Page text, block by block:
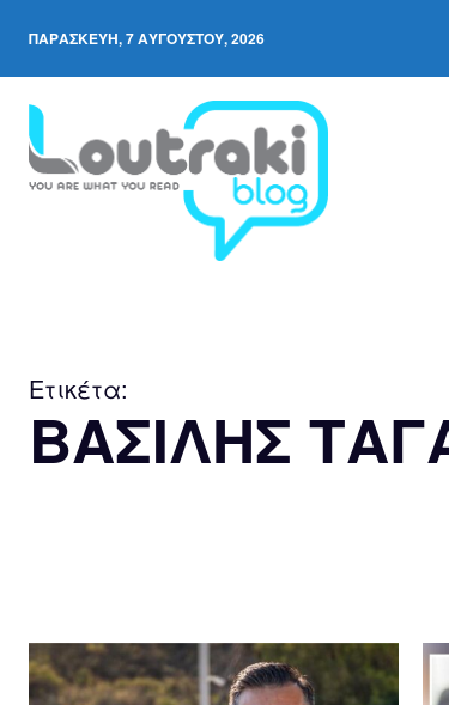
ΠΑΡΑΣΚΕΥΉ, 7 ΑΥΓΟΎΣΤΟΥ, 2026
Ετικέτα:
ΒΑΣΙΛΗΣ